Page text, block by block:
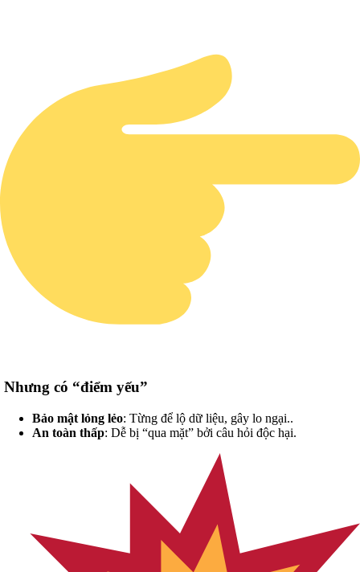
Nhưng có “điểm yếu”
Bảo mật lỏng lẻo: Từng để lộ dữ liệu, gây lo ngại..
An toàn thấp: Dễ bị “qua mặt” bởi câu hỏi độc hại.